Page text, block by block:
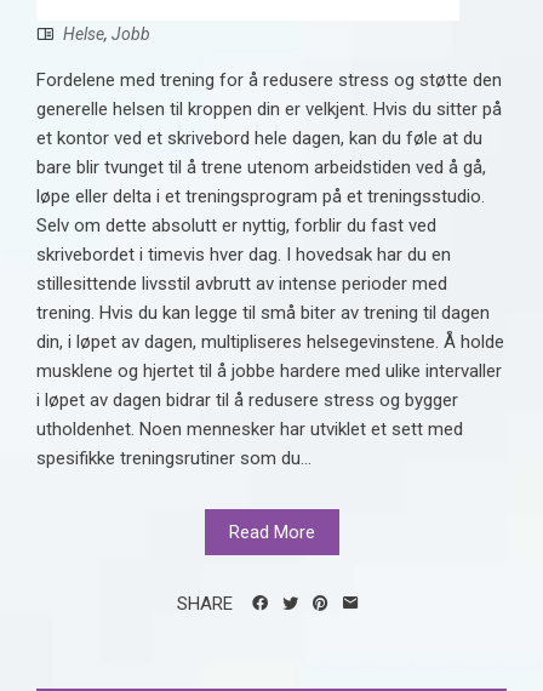
Helse, Jobb
Fordelene med trening for å redusere stress og støtte den
generelle helsen til kroppen din er velkjent. Hvis du sitter på
et kontor ved et skrivebord hele dagen, kan du føle at du
bare blir tvunget til å trene utenom arbeidstiden ved å gå,
løpe eller delta i et treningsprogram på et treningsstudio.
Selv om dette absolutt er nyttig, forblir du fast ved
skrivebordet i timevis hver dag. I hovedsak har du en
stillesittende livsstil avbrutt av intense perioder med
trening. Hvis du kan legge til små biter av trening til dagen
din, i løpet av dagen, multipliseres helsegevinstene. Å holde
musklene og hjertet til å jobbe hardere med ulike intervaller
i løpet av dagen bidrar til å redusere stress og bygger
utholdenhet. Noen mennesker har utviklet et sett med
spesifikke treningsrutiner som du...
Read More
SHARE